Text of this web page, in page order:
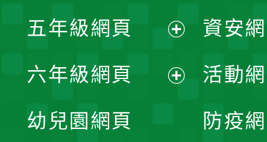
單
選
單
開
選
五年級網頁
開
六年級網頁
幼兒園網頁
資安
活動
防疫